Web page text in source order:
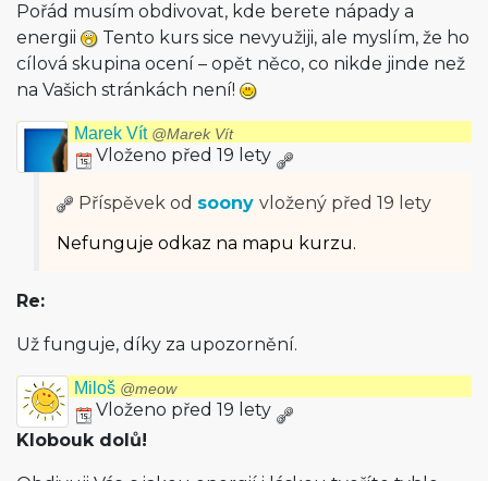
Pořád musím obdivovat, kde berete nápady a
energii
Tento kurs sice nevyužiji, ale myslím, že ho
cílová skupina ocení – opět něco, co nikde jinde než
na Vašich stránkách není!
Marek Vít @Marek Vít
Vloženo před 19 lety
Příspěvek od soony vložený před 19 lety
Nefunguje odkaz na mapu kurzu.
Re:
Už funguje, díky za upozornění.
Miloš @meow
Vloženo před 19 lety
Klobouk dolů!